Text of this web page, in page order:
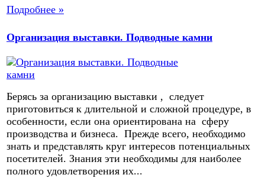
Подробнее »
Организация выставки. Подводные камни
Берясь за организацию выставки , следует
приготовиться к длительной и сложной процедуре, в
особенности, если она ориентирована на сферу
производства и бизнеса. Прежде всего, необходимо
знать и представлять круг интересов потенциальных
посетителей. Знания эти необходимы для наиболее
полного удовлетворения их...